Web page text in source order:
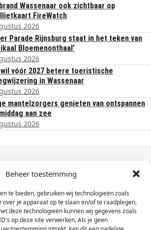
Beheer toestemming
te bieden, gebruiken wij technologieën zoals
je apparaat op te slaan en/of te raadplegen.
deze technologieën kunnen wij gegevens zoals
op deze site verwerken. Als je geen
Wassenaar ook zichtbaar op
FireWatch
2026
Parade Rijnsburg staat in het teken van
Bloemenonthaal’
2026
wil vóór 2027 betere toeristische
in Wassenaar
2026
mantelzorgers genieten van ontspannen
aan zee
2026
laatste nieuws in je e-mail?